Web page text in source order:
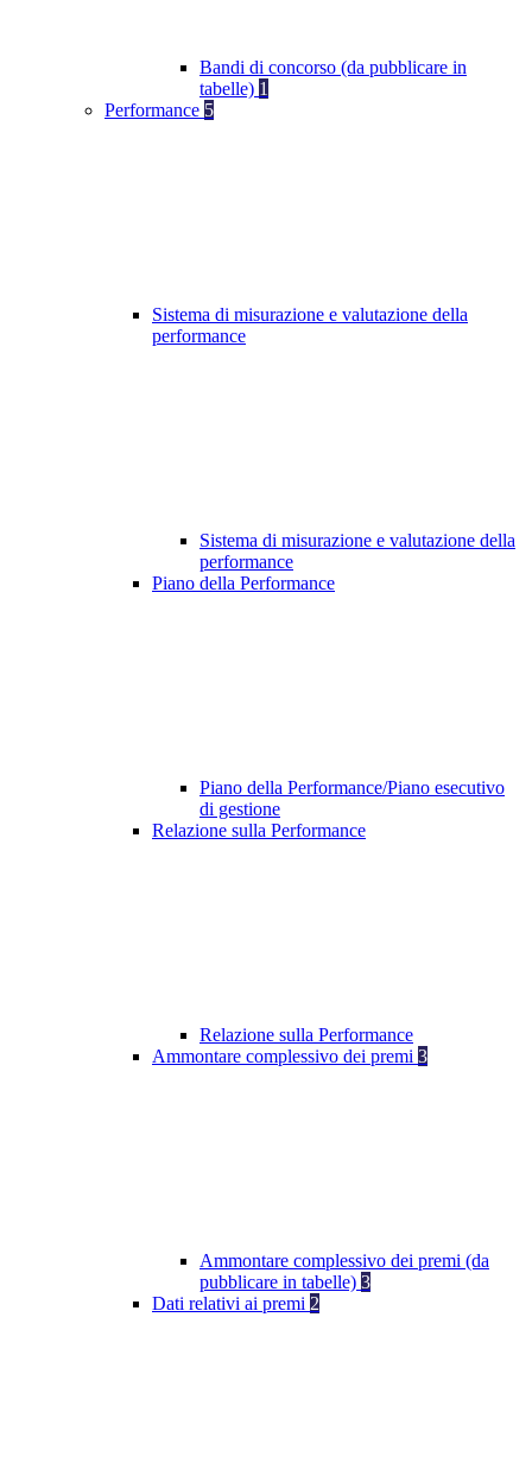
Bandi di concorso (da pubblicare in
tabelle) 1
Performance 5
Sistema di misurazione e valutazione della
performance
Sistema di misurazione e valutazione della
performance
Piano della Performance
Piano della Performance/Piano esecutivo
di gestione
Relazione sulla Performance
Relazione sulla Performance
Ammontare complessivo dei premi 3
Ammontare complessivo dei premi (da
pubblicare in tabelle) 3
Dati relativi ai premi 2